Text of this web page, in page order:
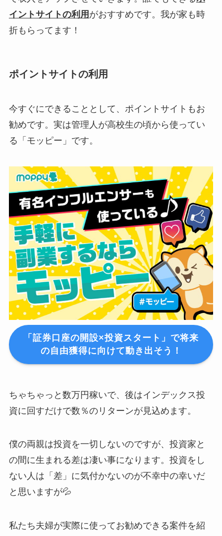
イントサイトの利用 がおすすめです。我が家も時
折もらってます！
ポイントサイトの利用
今すぐにできることとして、ポイントサイトもお
勧めです。実は管理人が高校生の頃から使ってい
る「モッピー」です。
「証券口座の開設×投資スタート」で将来
の自由獲得に向けて動き出そう！
ちゃちゃっと数万円稼いで、後はインデックス投
資に回すだけで数％のリターンが見込めます。
僕の両親は投資を一切しないのですが、投資家と
の間に生まれる差は凄い事になります。投資をし
ない人は「差」に気付かないのが不幸中の幸いだ
と思いますが💦
私たち夫婦が実際に使ってお勧めできる案件を紹